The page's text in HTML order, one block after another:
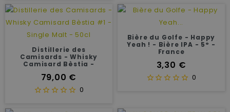
Distillerie des
Camisards - Whisky
Camisard Bèstia -
Prix
79,00 €
0
Bière du Golfe - Happy
Yeah ! - Bière IPA - 5° -
France
Prix
3,30 €
0